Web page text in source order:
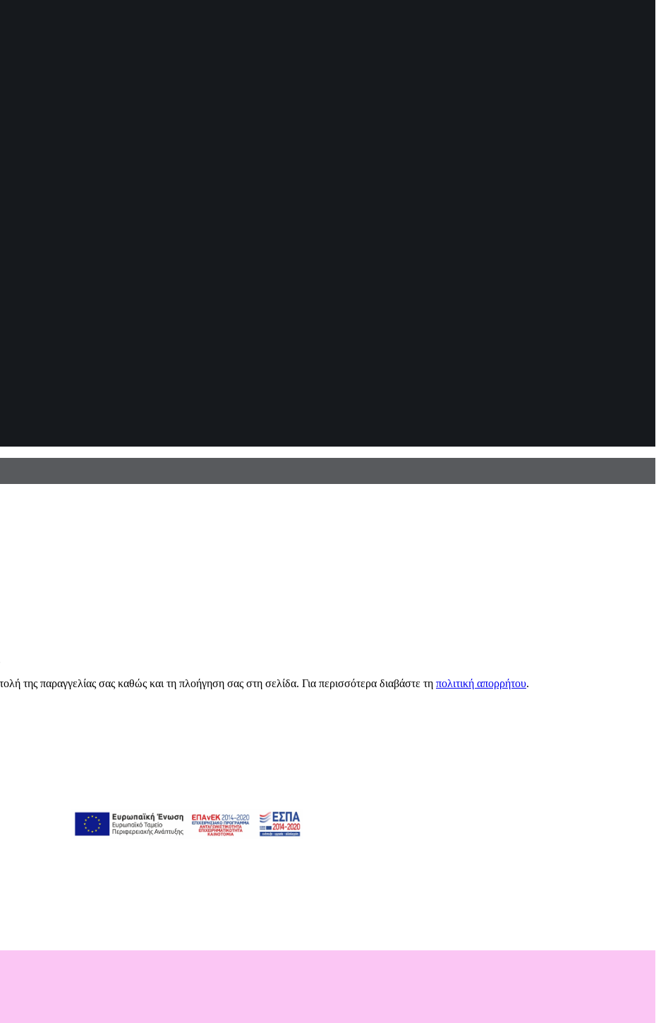
της παραγγελίας σας καθώς και τη πλοήγηση σας στη σελίδα. Για περισσότερα διαβάστε τη πολιτική απορρήτου.